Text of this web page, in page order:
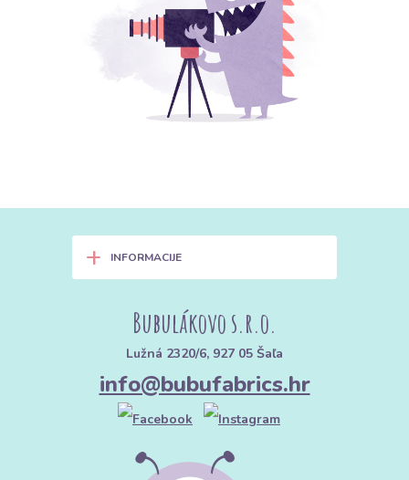
+ INFORMACIJE
Bubulákovo s.r.o.
Lužná 2320/6, 927 05 Šaľa
info@bubufabrics.hr